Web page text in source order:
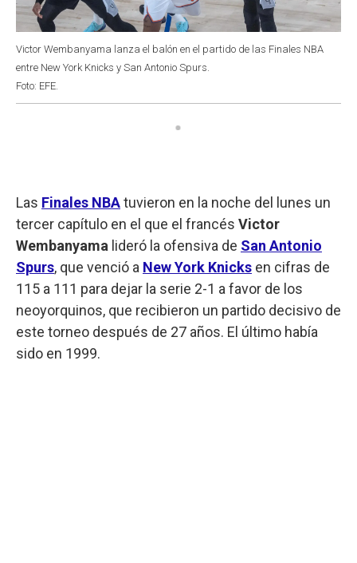
Victor Wembanyama lanza el balón en el partido de las Finales NBA
entre New York Knicks y San Antonio Spurs.
Foto: EFE.
Las Finales NBAtuvieron en la noche del lunes un
tercer capítulo en el que el francés Victor
Wembanyama lideró la ofensiva de San Antonio
Spurs, que venció a New York Knicks en cifras de
115 a 111 para dejar la serie 2-1 a favor de los
neoyorquinos, que recibieron un partido decisivo de
este torneo después de 27 años. El último había
sido en 1999.